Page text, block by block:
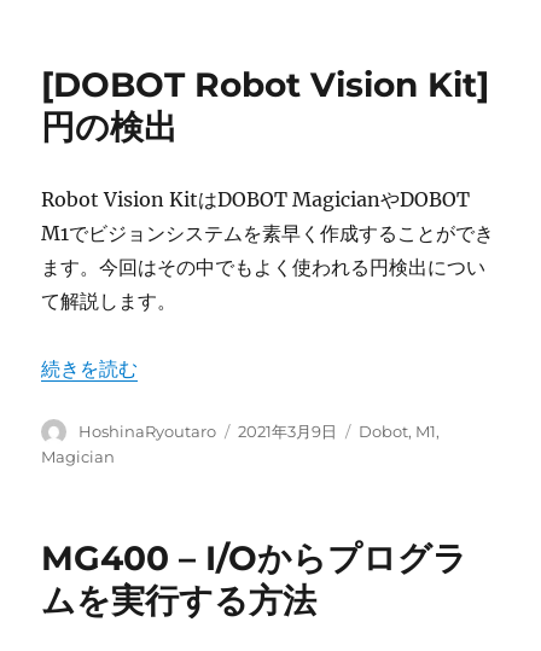
ー
[DOBOT Robot Vision Kit]
円の検出
Robot Vision KitはDOBOT MagicianやDOBOT
M1でビジョンシステムを素早く作成することができ
ます。今回はその中でもよく使われる円検出につい
て解説します。
“[DOBOT Robot Vision Kit] 円の検出” の
続きを読む
投
稿
HoshinaRyoutaro
投
2021年3月9日
カ
Dobot, M1,
Magician
MG400 – I/Oからプログラ
ムを実行する方法